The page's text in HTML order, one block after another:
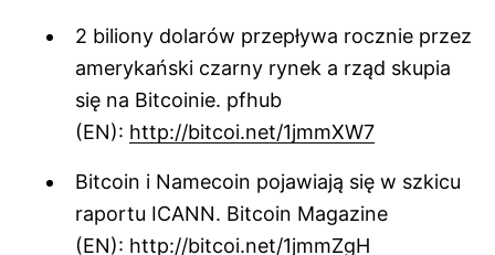
2 biliony dolarów przepływa rocznie przez
amerykański czarny rynek a rząd skupia
się na Bitcoinie. pfhub
(EN): http://bitcoi.net/1jmmXW7
Bitcoin i Namecoin pojawiają się w szkicu
raportu ICANN. Bitcoin Magazine
(EN): http://bitcoi.net/1jmmZgH